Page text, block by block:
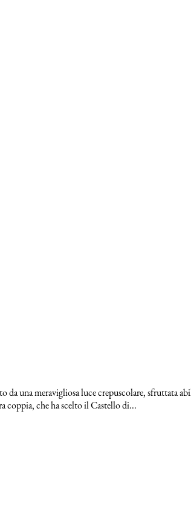
da una meravigliosa luce crepuscolare, sfruttata
coppia, che ha scelto il Castello di...